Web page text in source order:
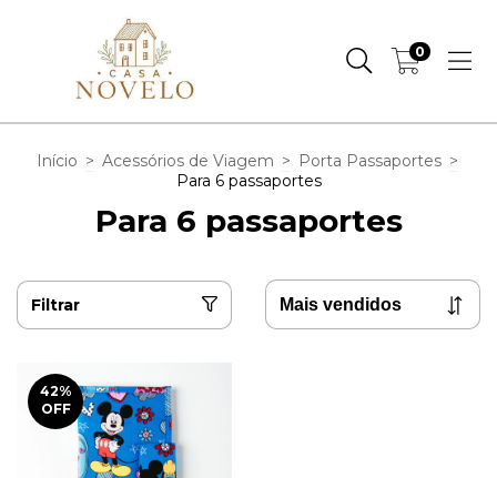
0
Início > Acessórios de Viagem > Porta Passaportes >
Para 6 passaportes
Para 6 passaportes
Filtrar
42%
OFF